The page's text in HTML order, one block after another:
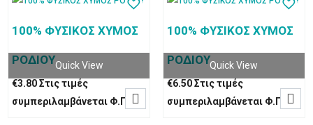
100% ΦΥΣΙΚΟΣ ΧΥΜΟΣ
ΡΟΔΙΟΥ
€3.80 Στις τιμές
συμπεριλαμβάνεται Φ.Π.Α
Quick View

100% ΦΥΣΙΚΟΣ ΧΥΜΟΣ
ΡΟΔΙΟΥ
€6.50 Στις τιμές
συμπεριλαμβάνεται Φ.Π.Α
Quick View
